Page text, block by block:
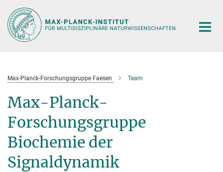
Hauptinhalt
Max-Planck-Forschungsgruppe Faesen Team
Max-Planck-
Forschungsgruppe
Biochemie der
Signaldynamik